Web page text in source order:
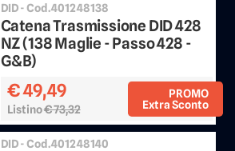
DID - Cod.401248138
Catena Trasmissione DID 428
NZ (138 Maglie - Passo 428 -
G&B)
PROMO
Extra Sconto
€ 49,49
Listino€ 73,32 Sconto 25%
DID - Cod.401248140